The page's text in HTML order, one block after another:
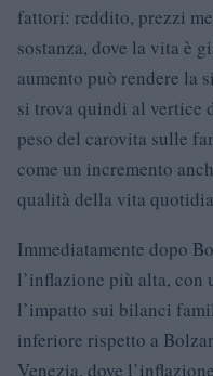
fattori: reddito, prezzi
sostanza, dove la vita è
aumento può rendere la
si trova quindi al vertice
peso del carovita sulle
come un incremento
qualità della vita
Immediatamente dopo
l’inflazione più alta, con
l’impatto sui bilanci
inferiore rispetto a
Venezia, dove